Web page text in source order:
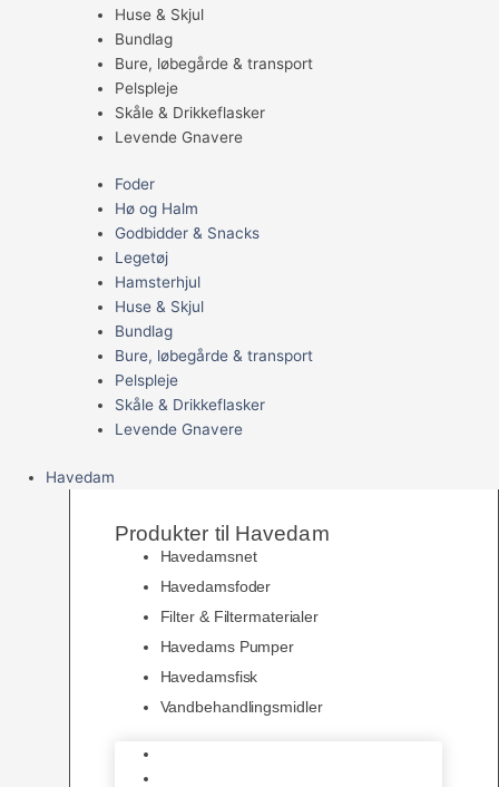
Huse & Skjul
Bundlag
Bure, løbegårde & transport
Pelspleje
Skåle & Drikkeflasker
Levende Gnavere
Foder
Hø og Halm
Godbidder & Snacks
Legetøj
Hamsterhjul
Huse & Skjul
Bundlag
Bure, løbegårde & transport
Pelspleje
Skåle & Drikkeflasker
Levende Gnavere
Havedam
Produkter til Havedam
Havedamsnet
Havedamsfoder
Filter & Filtermaterialer
Havedams Pumper
Havedamsfisk
Vandbehandlingsmidler